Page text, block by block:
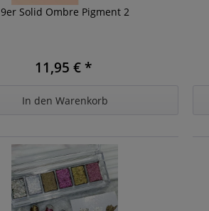
9er Solid Ombre Pigment 2
11,95 € *
In den Warenkorb